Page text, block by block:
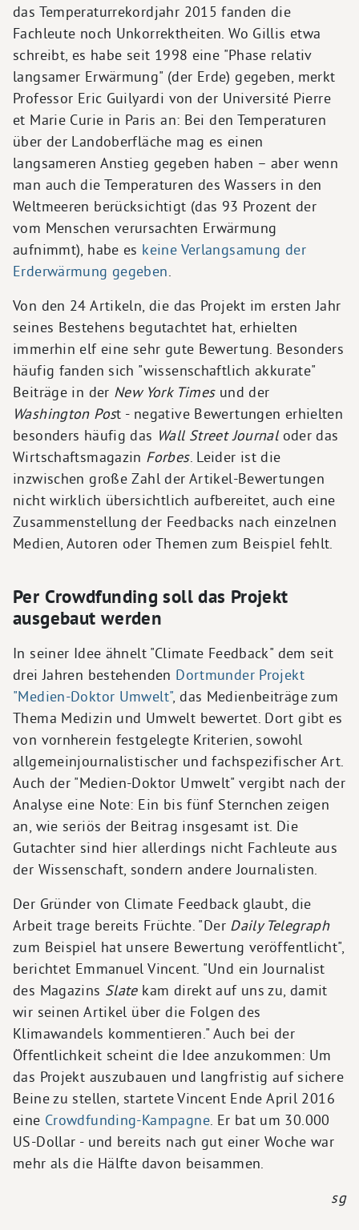
das Temperaturrekordjahr 2015 fanden die
Fachleute noch Unkorrektheiten. Wo Gillis etwa
schreibt, es habe seit 1998 eine "Phase relativ
langsamer Erwärmung" (der Erde) gegeben, merkt
Professor Eric Guilyardi von der Université Pierre
et Marie Curie in Paris an: Bei den Temperaturen
über der Landoberfläche mag es einen
langsameren Anstieg gegeben haben – aber wenn
man auch die Temperaturen des Wassers in den
Weltmeeren berücksichtigt (das 93 Prozent der
vom Menschen verursachten Erwärmung
aufnimmt), habe es keine Verlangsamung der
Erderwärmung gegeben.
Von den 24 Artikeln, die das Projekt im ersten Jahr
seines Bestehens begutachtet hat, erhielten
immerhin elf eine sehr gute Bewertung. Besonders
häufig fanden sich "wissenschaftlich akkurate"
Beiträge in der New York Timesund der
Washington Post - negative Bewertungen erhielten
besonders häufig das Wall Street Journaloder das
Wirtschaftsmagazin Forbes. Leider ist die
inzwischen große Zahl der Artikel-Bewertungen
nicht wirklich übersichtlich aufbereitet, auch eine
Zusammenstellung der Feedbacks nach einzelnen
Medien, Autoren oder Themen zum Beispiel fehlt.
Per Crowdfunding soll das Projekt
ausgebaut werden
In seiner Idee ähnelt "Climate Feedback" dem seit
drei Jahren bestehenden Dortmunder Projekt
"Medien-Doktor Umwelt", das Medienbeiträge zum
Thema Medizin und Umwelt bewertet. Dort gibt es
von vornherein festgelegte Kriterien, sowohl
allgemeinjournalistischer und fachspezifischer Art.
Auch der "Medien-Doktor Umwelt" vergibt nach der
Analyse eine Note: Ein bis fünf Sternchen zeigen
an, wie seriös der Beitrag insgesamt ist. Die
Gutachter sind hier allerdings nicht Fachleute aus
der Wissenschaft, sondern andere Journalisten.
Der Gründer von Climate Feedback glaubt, die
Arbeit trage bereits Früchte. "Der Daily Telegraph
zum Beispiel hat unsere Bewertung veröffentlicht",
berichtet Emmanuel Vincent. "Und ein Journalist
des Magazins Slatekam direkt auf uns zu, damit
wir seinen Artikel über die Folgen des
Klimawandels kommentieren." Auch bei der
Öffentlichkeit scheint die Idee anzukommen: Um
das Projekt auszubauen und langfristig auf sichere
Beine zu stellen, startete Vincent Ende April 2016
eine Crowdfunding-Kampagne. Er bat um 30.000
US-Dollar - und bereits nach gut einer Woche war
mehr als die Hälfte davon beisammen.
sg